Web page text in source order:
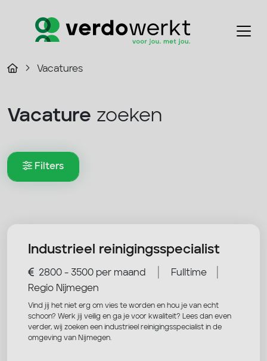
Vacatures
Vacature zoeken
Filters
Industrieel reinigingsspecialist
2800 - 3500 per maand Fulltime
Regio Nijmegen
Vind jij het niet erg om vies te worden en hou je van echt
schoon? Werk jij veilig en ga je voor kwaliteit? Lees dan even
verder, wij zoeken een industrieel reinigingsspecialist in de
omgeving van Nijmegen.